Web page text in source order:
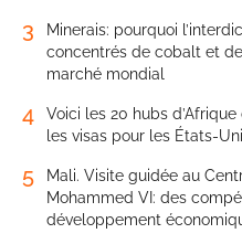
3
Minerais: pourquoi
concentrés de cobalt et
marché mondial
4
Voici les 20 hubs
les visas pour les États-
5
Mali. Visite guidée au
Mohammed VI: des
développement